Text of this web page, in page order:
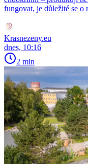
fungovat, je důležité se o
Krasnezeny.eu
dnes, 10:16
2 min